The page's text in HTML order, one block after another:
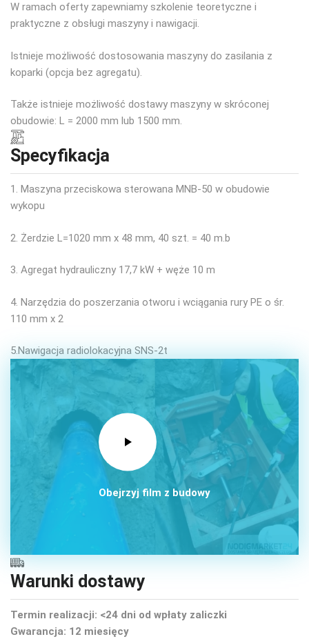
W ramach oferty zapewniamy szkolenie teoretyczne i
praktyczne z obsługi maszyny i nawigacji.
Istnieje możliwość dostosowania maszyny do zasilania z
koparki (opcja bez agregatu).
Także istnieje możliwość dostawy maszyny w skróconej
obudowie: L = 2000 mm lub 1500 mm.
Specyfikacja
1. Maszyna przeciskowa sterowana MNB-50 w obudowie
wykopu
2. Żerdzie L=1020 mm x 48 mm, 40 szt. = 40 m.b
3. Agregat hydrauliczny 17,7 kW + węże 10 m
4. Narzędzia do poszerzania otworu i wciągania rury PE o śr.
110 mm x 2
5.Nawigacja radiolokacyjna SNS-2t
Obejrzyj film z budowy
Warunki dostawy
Termin realizacji: <24 dni od wpłaty zaliczki
Gwarancja: 12 miesięcy